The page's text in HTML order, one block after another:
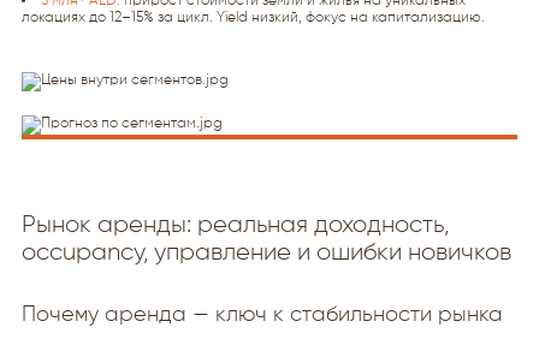
локациях до 12–15% за цикл. Yield низкий, фокус на капитализацию.
Рынок аренды: реальная доходность,
occupancy, управление и ошибки новичков
Почему аренда — ключ к стабильности рынка